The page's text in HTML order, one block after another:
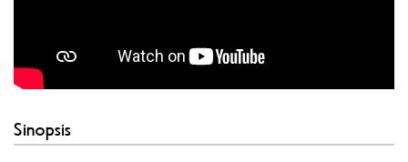
Sinopsis